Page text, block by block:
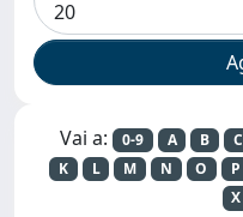
Vai a: 0-9 A B C
K
L M N O P
X